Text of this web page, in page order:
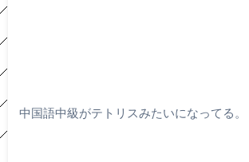
中国語中級がテトリスみたいになってる。